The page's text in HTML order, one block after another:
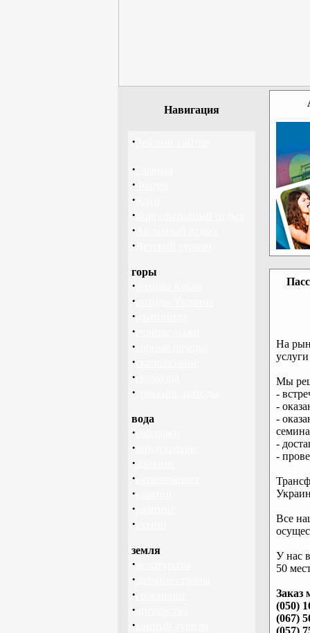
Навигация
·
·
·
·
·
·
·
горы
·
·
·
·
·
·
·
·
вода
·
·
·
·
·
·
·
земля
·
·
·
·
·
На
Мы
-
-
-
-
-
Все
У нас
50
Заказ
(050)
(067)
(057)